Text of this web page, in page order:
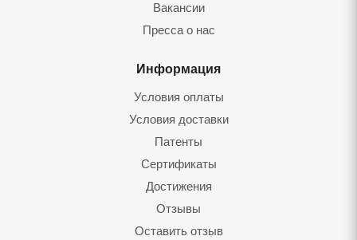
Вакансии
Пресса о нас
Информация
Условия оплаты
Условия доставки
Патенты
Сертификаты
Достижения
Отзывы
Оставить отзыв